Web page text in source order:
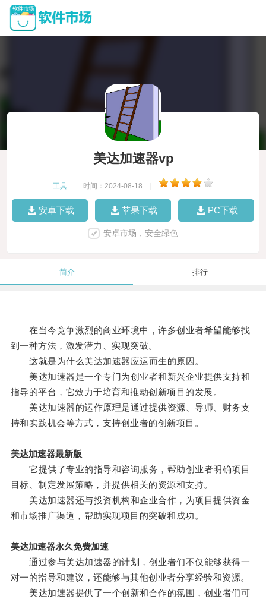
美达加速器vp
工具 时间：2024-08-18
安卓下载 苹果下载 PC下载
安卓市场，安全绿色
简介 排行
在当今竞争激烈的商业环境中，许多创业者希望能够找
到一种方法，激发潜力、实现突破。
这就是为什么美达加速器应运而生的原因。
美达加速器是一个专门为创业者和新兴企业提供支持和
指导的平台，它致力于培育和推动创新项目的发展。
美达加速器的运作原理是通过提供资源、导师、财务支
持和实践机会等方式，支持创业者的创新项目。
美达加速器最新版
它提供了专业的指导和咨询服务，帮助创业者明确项目
目标、制定发展策略，并提供相关的资源和支持。
美达加速器还与投资机构和企业合作，为项目提供资金
和市场推广渠道，帮助实现项目的突破和成功。
美达加速器永久免费加速
通过参与美达加速器的计划，创业者们不仅能够获得一
对一的指导和建议，还能够与其他创业者分享经验和资源。
美达加速器提供了一个创新和合作的氛围，创业者们可